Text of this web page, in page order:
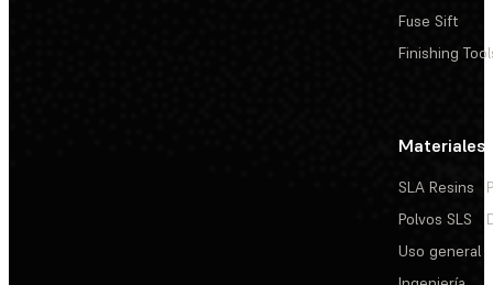
Fuse Sift
Finishing
Materiales
SLA Resins
Polvos SLS
Uso general